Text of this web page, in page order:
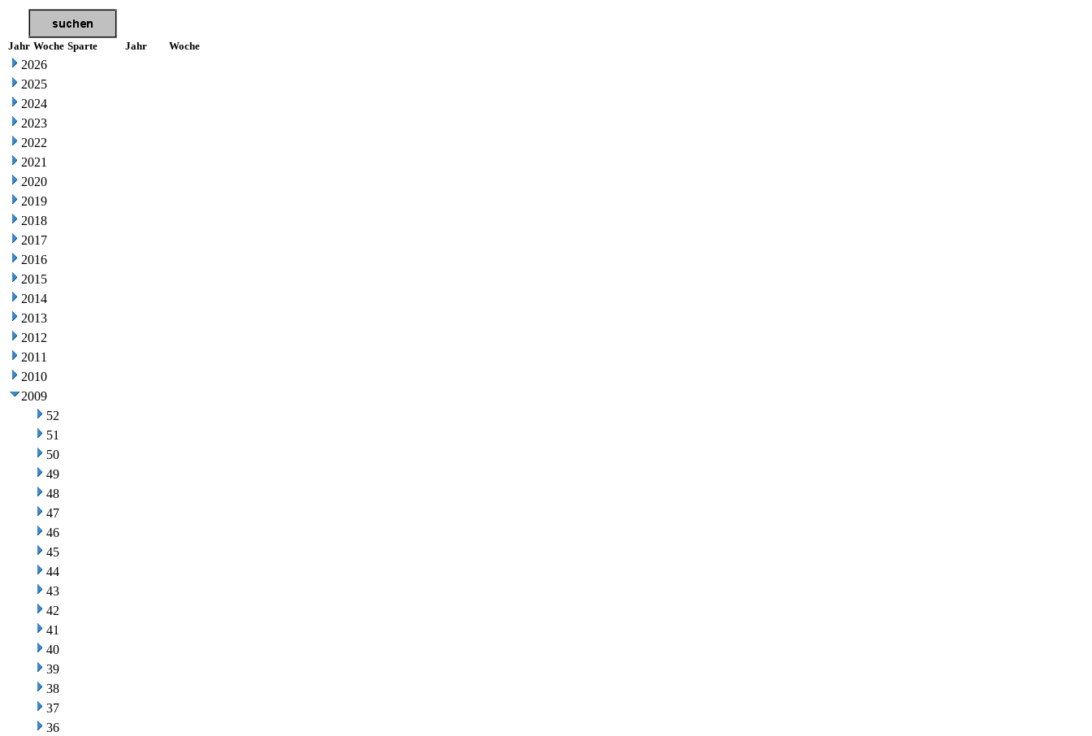
Jahr Woche Sparte Jahr Woche
2026
2025
2024
2023
2022
2021
2020
2019
2018
2017
2016
2015
2014
2013
2012
2011
2010
2009
52
51
50
49
48
47
46
45
44
43
42
41
40
39
38
37
36